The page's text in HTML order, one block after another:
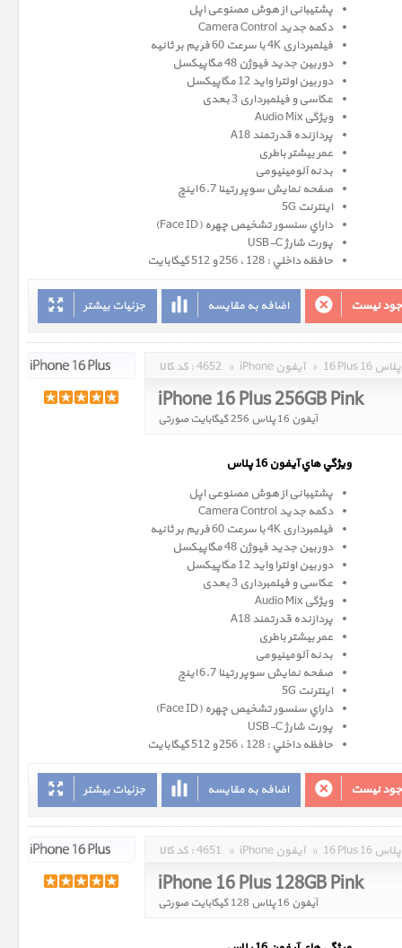
پشتیبانی از هوش مصنوعی اپل
دکمه جدید Camera Control
فیلمبرداری 4K با سرعت 60 فریم بر ثانیه
دوربین جدید فیوژن 48 مگاپیکسل
دوربین اولترا واید 12 مگاپیکسل
عکاسی و فیلمبرداری 3 بعدی
ویژگی Audio Mix
پردازنده قدرتمند A18
عمر بیشتر باطری
بدنه آلومینیومی
صفحه نمايش سوپر رتينا 6.7 اينچ
اینترنت 5G
داراي سنسور تشخيص چهره (Face ID)
پورت شارژ USB-C
حافظه داخلي : 128 ، 256 و 512 گيگابايت
جزئیات بیشتر اضافه به مقایسه نیست
کد کالا : 4652 » iPhone آیفون » 16 Plus 16 پلاس
iPhone 16 Plus 256GB Pink
آیفون 16 پلاس 256 گیگابایت صورتی
ويژگي هاي آيفون 16 پلاس
پشتیبانی از هوش مصنوعی اپل
دکمه جدید Camera Control
فیلمبرداری 4K با سرعت 60 فریم بر ثانیه
دوربین جدید فیوژن 48 مگاپیکسل
دوربین اولترا واید 12 مگاپیکسل
عکاسی و فیلمبرداری 3 بعدی
ویژگی Audio Mix
پردازنده قدرتمند A18
عمر بیشتر باطری
بدنه آلومینیومی
صفحه نمايش سوپر رتينا 6.7 اينچ
اینترنت 5G
داراي سنسور تشخيص چهره (Face ID)
پورت شارژ USB-C
حافظه داخلي : 128 ، 256 و 512 گيگابايت
جزئیات بیشتر اضافه به مقایسه نیست
کد کالا : 4651 » iPhone آیفون » 16 Plus 16 پلاس
iPhone 16 Plus 128GB Pink
آیفون 16 پلاس 128 گیگابایت صورتی